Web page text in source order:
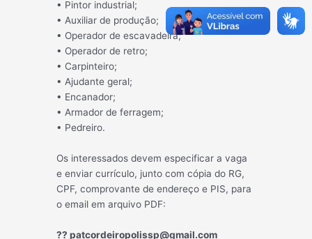
• Pintor industrial;
• Auxiliar de produção;
• Operador de escavadeira;
• Operador de retro;
• Carpinteiro;
• Ajudante geral;
• Encanador;
• Armador de ferragem;
• Pedreiro.
Os interessados devem especificar a vaga
e enviar currículo, junto com cópia do RG,
CPF, comprovante de endereço e PIS, para
o email em arquivo PDF:
?? patcordeiropolissp@gmail.com